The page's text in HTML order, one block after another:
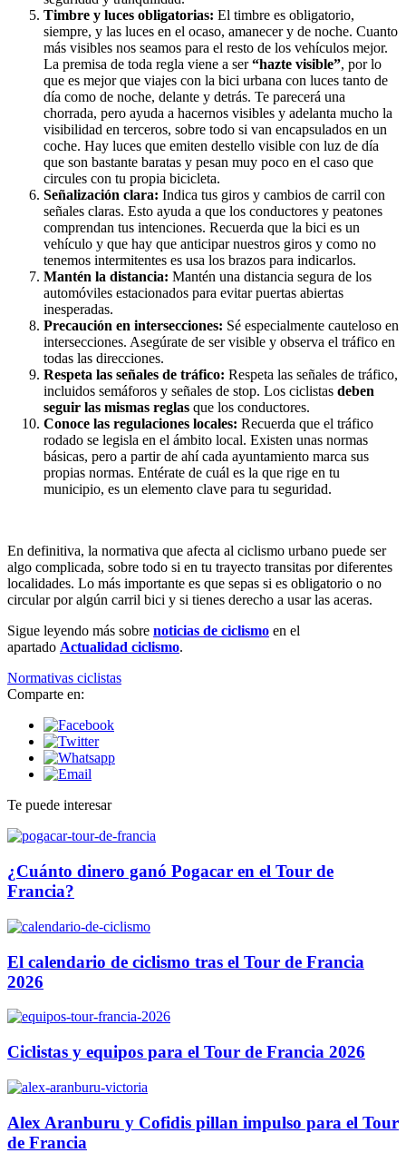
Timbre y luces obligatorias: El timbre es obligatorio,
siempre, y las luces en el ocaso, amanecer y de noche. Cuanto
más visibles nos seamos para el resto de los vehículos mejor.
La premisa de toda regla viene a ser“hazte visible”, por lo
que es mejor que viajes con la bici urbana con luces tanto de
día como de noche, delante y detrás. Te parecerá una
chorrada, pero ayuda a hacernos visibles y adelanta mucho la
visibilidad en terceros, sobre todo si van encapsulados en un
coche. Hay luces que emiten destello visible con luz de día
que son bastante baratas y pesan muy poco en el caso que
circules con tu propia bicicleta.
Señalización clara: Indica tus giros y cambios de carril con
señales claras. Esto ayuda a que los conductores y peatones
comprendan tus intenciones. Recuerda que la bici es un
vehículo y que hay que anticipar nuestros giros y como no
tenemos intermitentes es usa los brazos para indicarlos.
Mantén la distancia: Mantén una distancia segura de los
automóviles estacionados para evitar puertas abiertas
inesperadas.
Precaución en intersecciones: Sé especialmente cauteloso en
intersecciones. Asegúrate de ser visible y observa el tráfico en
todas las direcciones.
Respeta las señales de tráfico: Respeta las señales de tráfico,
incluidos semáforos y señales de stop. Los ciclistas deben
seguir las mismas reglas que los conductores.
Conoce las regulaciones locales: Recuerda que el tráfico
rodado se legisla en el ámbito local. Existen unas normas
básicas, pero a partir de ahí cada ayuntamiento marca sus
propias normas. Entérate de cuál es la que rige en tu
municipio, es un elemento clave para tu seguridad.
En definitiva, la normativa que afecta al ciclismo urbano puede ser
algo complicada, sobre todo si en tu trayecto transitas por diferentes
localidades. Lo más importante es que sepas si es obligatorio o no
circular por algún carril bici y si tienes derecho a usar las aceras.
Sigue leyendo más sobre noticias de ciclismo en el
apartado Actualidad ciclismo.
Normativas ciclistas
Comparte en:
Te puede interesar
¿Cuánto dinero ganó Pogacar en el Tour de
Francia?
El calendario de ciclismo tras el Tour de Francia
2026
Ciclistas y equipos para el Tour de Francia 2026
Alex Aranburu y Cofidis pillan impulso para el Tour
de Francia